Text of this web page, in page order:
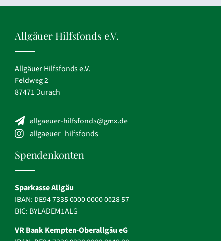
Allgäuer Hilfsfonds e.V.
Allgäuer Hilfsfonds e.V.
Feldweg 2
87471 Durach
allgaeuer-hilfsfonds@gmx.de
allgaeuer_hilfsfonds
Spendenkonten
Sparkasse Allgäu
IBAN: DE94 7335 0000 0000 0028 57
BIC: BYLADEM1ALG
VR Bank Kempten-Oberallgäu eG